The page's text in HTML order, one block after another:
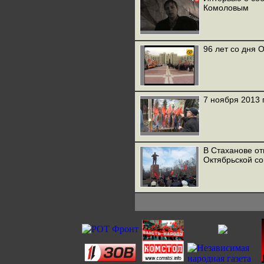
Комоловым
96 лет со дня
7 ноября 2013
В Стаханове
Октябрьской